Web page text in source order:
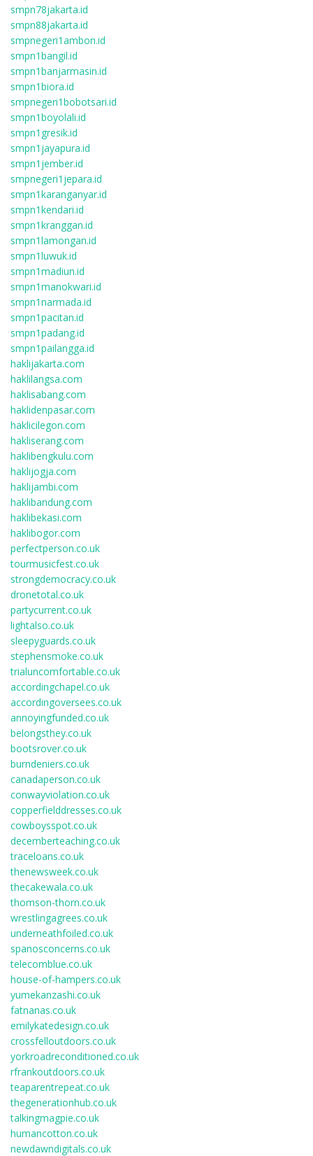
smpn78jakarta.id
smpn88jakarta.id
smpnegeri1ambon.id
smpn1bangil.id
smpn1banjarmasin.id
smpn1biora.id
smpnegeri1bobotsari.id
smpn1boyolali.id
smpn1gresik.id
smpn1jayapura.id
smpn1jember.id
smpnegeri1jepara.id
smpn1karanganyar.id
smpn1kendari.id
smpn1kranggan.id
smpn1lamongan.id
smpn1luwuk.id
smpn1madiun.id
smpn1manokwari.id
smpn1narmada.id
smpn1pacitan.id
smpn1padang.id
smpn1pailangga.id
haklijakarta.com
haklilangsa.com
haklisabang.com
haklidenpasar.com
haklicilegon.com
hakliserang.com
haklibengkulu.com
haklijogja.com
haklijambi.com
haklibandung.com
haklibekasi.com
haklibogor.com
perfectperson.co.uk
tourmusicfest.co.uk
strongdemocracy.co.uk
dronetotal.co.uk
partycurrent.co.uk
lightalso.co.uk
sleepyguards.co.uk
stephensmoke.co.uk
trialuncomfortable.co.uk
accordingchapel.co.uk
accordingoversees.co.uk
annoyingfunded.co.uk
belongsthey.co.uk
bootsrover.co.uk
burndeniers.co.uk
canadaperson.co.uk
conwayviolation.co.uk
copperfielddresses.co.uk
cowboysspot.co.uk
decemberteaching.co.uk
traceloans.co.uk
thenewsweek.co.uk
thecakewala.co.uk
thomson-thorn.co.uk
wrestlingagrees.co.uk
underneathfoiled.co.uk
spanosconcerns.co.uk
telecomblue.co.uk
house-of-hampers.co.uk
yumekanzashi.co.uk
fatnanas.co.uk
emilykatedesign.co.uk
crossfelloutdoors.co.uk
yorkroadreconditioned.co.uk
rfrankoutdoors.co.uk
teaparentrepeat.co.uk
thegenerationhub.co.uk
talkingmagpie.co.uk
humancotton.co.uk
newdawndigitals.co.uk